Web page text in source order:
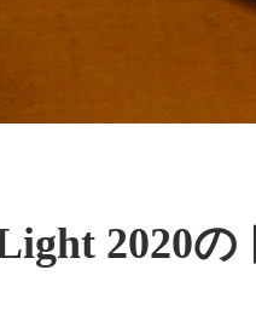
2020